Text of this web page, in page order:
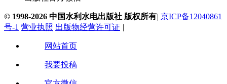
© 1998-2026 中国水利水电出版社 版权所有| 京ICP备12040861
号-1 营业执照 出版物经营许可证 |
网站首页
我要投稿